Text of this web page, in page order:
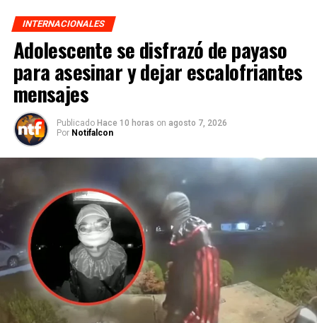
INTERNACIONALES
Adolescente se disfrazó de payaso
para asesinar y dejar escalofriantes
mensajes
Publicado Hace 10 horas on agosto 7, 2026
Por Notifalcon